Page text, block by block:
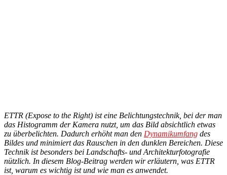
ETTR (Expose to the Right) ist eine Belichtungstechnik, bei der man
das Histogramm der Kamera nutzt, um das Bild absichtlich etwas
zu überbelichten. Dadurch erhöht man den Dynamikumfang des
Bildes und minimiert das Rauschen in den dunklen Bereichen. Diese
Technik ist besonders bei Landschafts- und Architekturfotografie
nützlich. In diesem Blog-Beitrag werden wir erläutern, was ETTR
ist, warum es wichtig ist und wie man es anwendet.